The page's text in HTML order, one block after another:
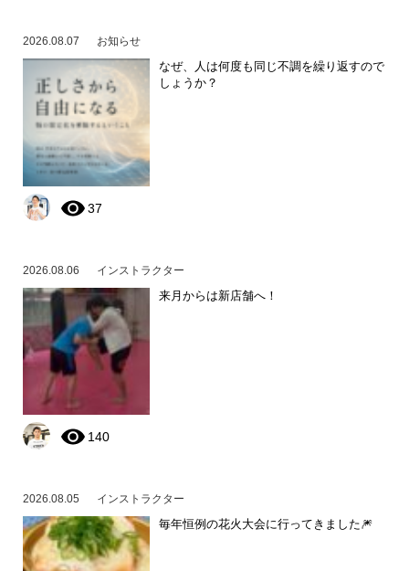
2026.08.07 お知らせ
なぜ、人は何度も同じ不調を繰り返すので
しょうか？
37
2026.08.06 インストラクター
来月からは新店舗へ！
140
2026.08.05 インストラクター
毎年恒例の花火大会に行ってきました🎆